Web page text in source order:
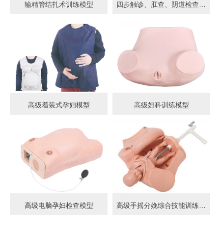
输精管结扎术训练模型 四步触诊、肛查、阴道检查训练模型
高级着装式孕妇模型 高级妇科训练模型
高级电脑孕妇检查模型 高级手摇分娩综合技能训练模型